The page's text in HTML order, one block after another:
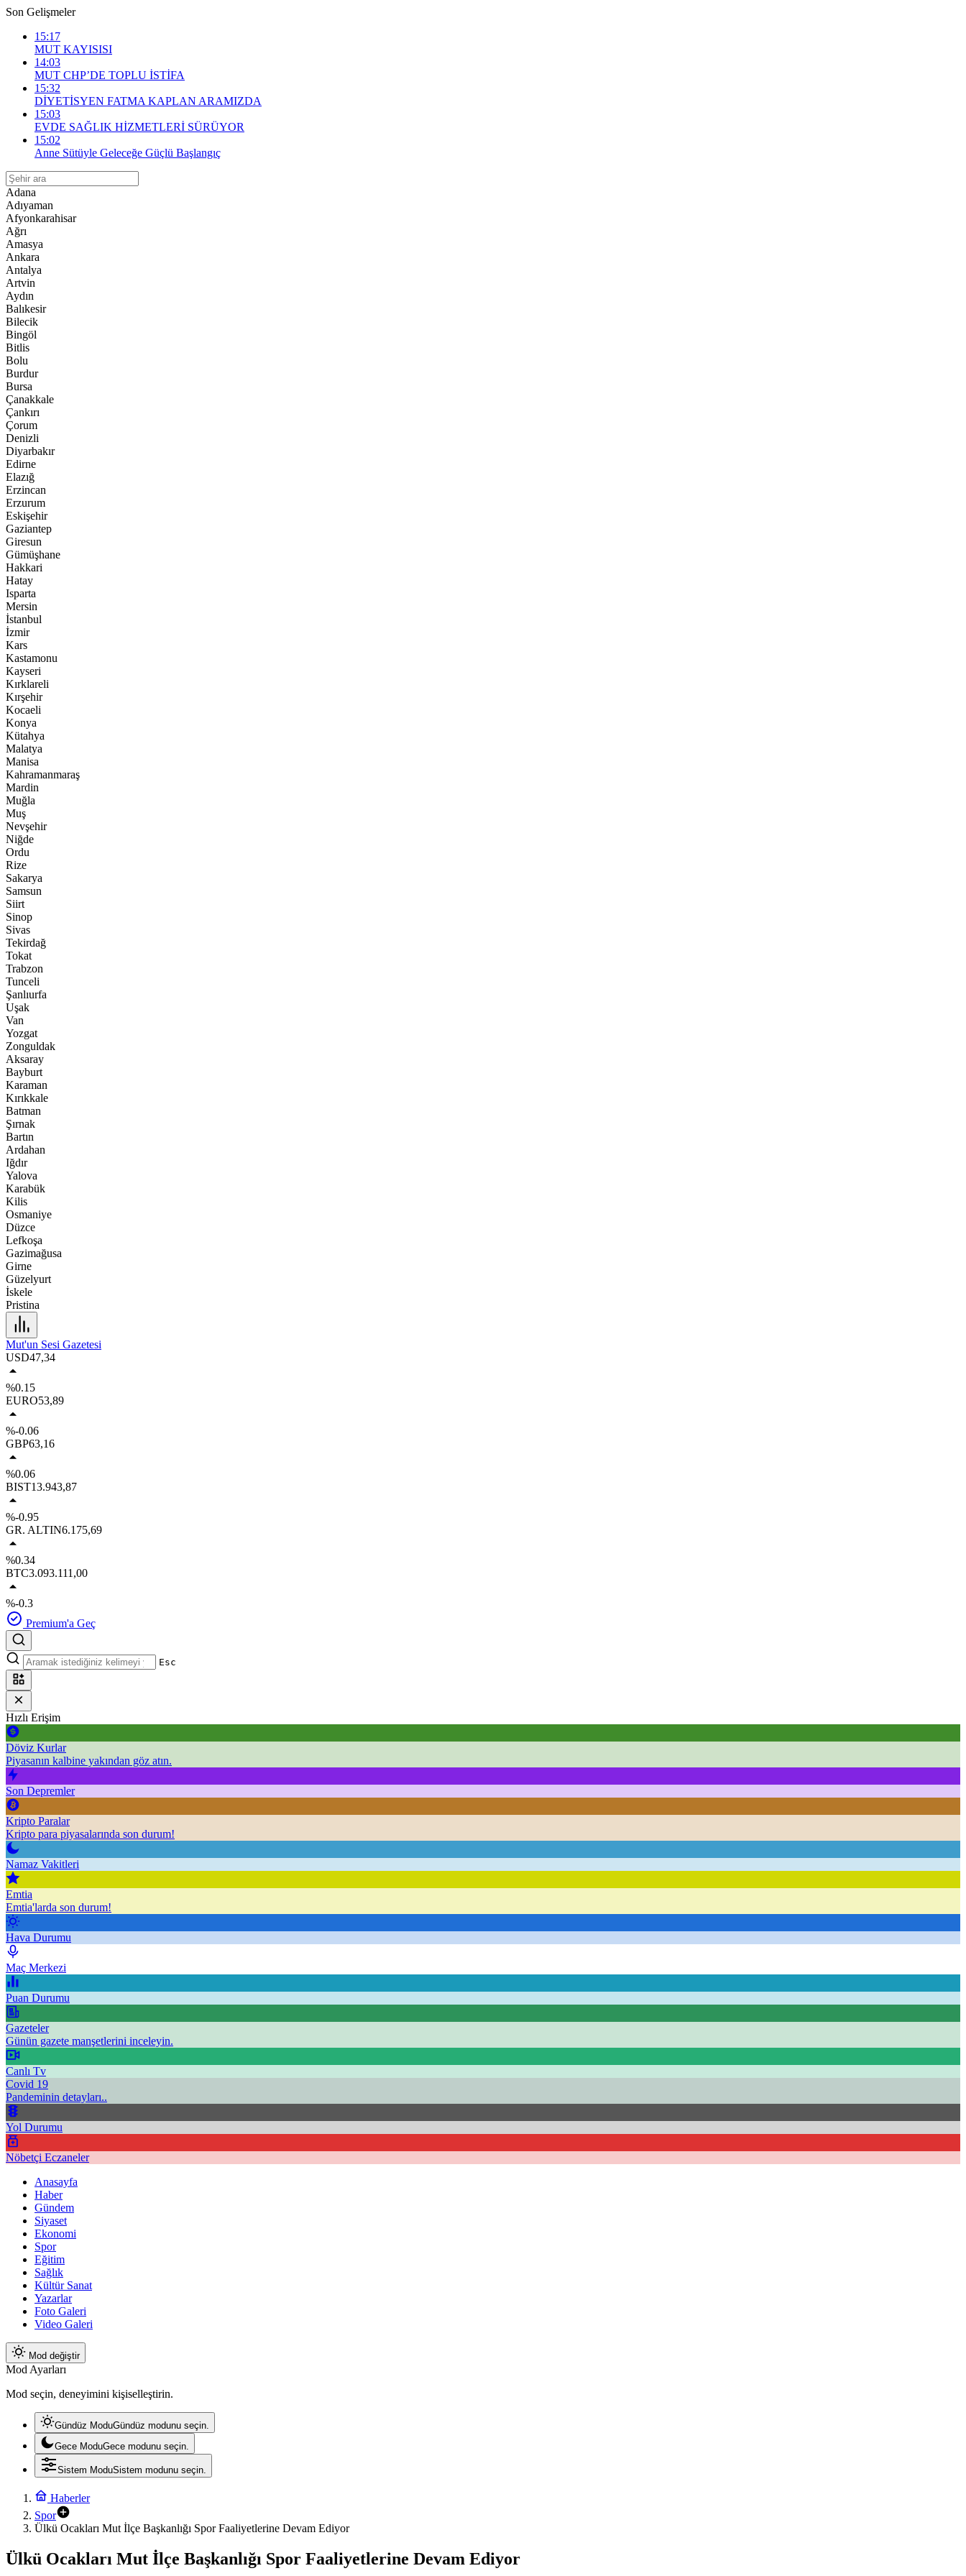
Son Gelişmeler
15:17
MUT KAYISISI
14:03
MUT CHP’DE TOPLU İSTİFA
15:32
DİYETİSYEN FATMA KAPLAN ARAMIZDA
15:03
EVDE SAĞLIK HİZMETLERİ SÜRÜYOR
15:02
Anne Sütüyle Geleceğe Güçlü Başlangıç
Adana
Adıyaman
Afyonkarahisar
Ağrı
Amasya
Ankara
Antalya
Artvin
Aydın
Balıkesir
Bilecik
Bingöl
Bitlis
Bolu
Burdur
Bursa
Çanakkale
Çankırı
Çorum
Denizli
Diyarbakır
Edirne
Elazığ
Erzincan
Erzurum
Eskişehir
Gaziantep
Giresun
Gümüşhane
Hakkari
Hatay
Isparta
Mersin
İstanbul
İzmir
Kars
Kastamonu
Kayseri
Kırklareli
Kırşehir
Kocaeli
Konya
Kütahya
Malatya
Manisa
Kahramanmaraş
Mardin
Muğla
Muş
Nevşehir
Niğde
Ordu
Rize
Sakarya
Samsun
Siirt
Sinop
Sivas
Tekirdağ
Tokat
Trabzon
Tunceli
Şanlıurfa
Uşak
Van
Yozgat
Zonguldak
Aksaray
Bayburt
Karaman
Kırıkkale
Batman
Şırnak
Bartın
Ardahan
Iğdır
Yalova
Karabük
Kilis
Osmaniye
Düzce
Lefkoşa
Gazimağusa
Girne
Güzelyurt
İskele
Pristina
Mut'un Sesi Gazetesi
USD47,34
%0.15
EURO53,89
%-0.06
GBP63,16
%0.06
BIST13.943,87
%-0.95
GR. ALTIN6.175,69
%0.34
BTC3.093.111,00
%-0.3
Premium'a Geç
Esc
Hızlı Erişim
Döviz Kurlar
Piyasanın kalbine yakından göz atın.
Son Depremler
Kripto Paralar
Kripto para piyasalarında son durum!
Namaz Vakitleri
Emtia
Emtia'larda son durum!
Hava Durumu
Maç Merkezi
Puan Durumu
Gazeteler
Günün gazete manşetlerini inceleyin.
Canlı Tv
Covid 19
Pandeminin detayları..
Yol Durumu
Nöbetçi Eczaneler
Anasayfa
Haber
Gündem
Siyaset
Ekonomi
Spor
Eğitim
Sağlık
Kültür Sanat
Yazarlar
Foto Galeri
Video Galeri
Mod değiştir
Mod Ayarları
Mod seçin, deneyimini kişiselleştirin.
Gündüz ModuGündüz modunu seçin.
Gece ModuGece modunu seçin.
Sistem ModuSistem modunu seçin.
Haberler
Spor
Ülkü Ocakları Mut İlçe Başkanlığı Spor Faaliyetlerine Devam Ediyor
Ülkü Ocakları Mut İlçe Başkanlığı Spor Faaliyetlerine Devam Ediyor